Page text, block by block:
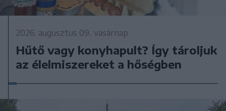
2026. augusztus 09., vasárnap
Hűtő vagy konyhapult? Így tároljuk
az élelmiszereket a hőségben